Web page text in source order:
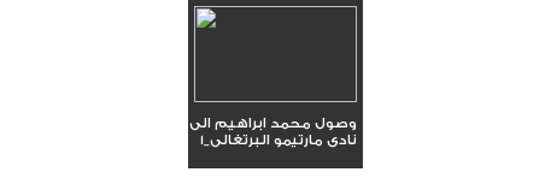
وصول محمد ابراهيم الى
نادى مارتيمو البرتغالى_1